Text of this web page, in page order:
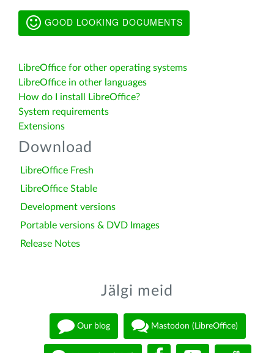
GOOD LOOKING DOCUMENTS
LibreOffice for other operating systems
LibreOffice in other languages
How do I install LibreOffice?
System requirements
Extensions
Download
LibreOffice Fresh
LibreOffice Stable
Development versions
Portable versions & DVD Images
Release Notes
Jälgi meid
Our blog Mastodon (LibreOffice)